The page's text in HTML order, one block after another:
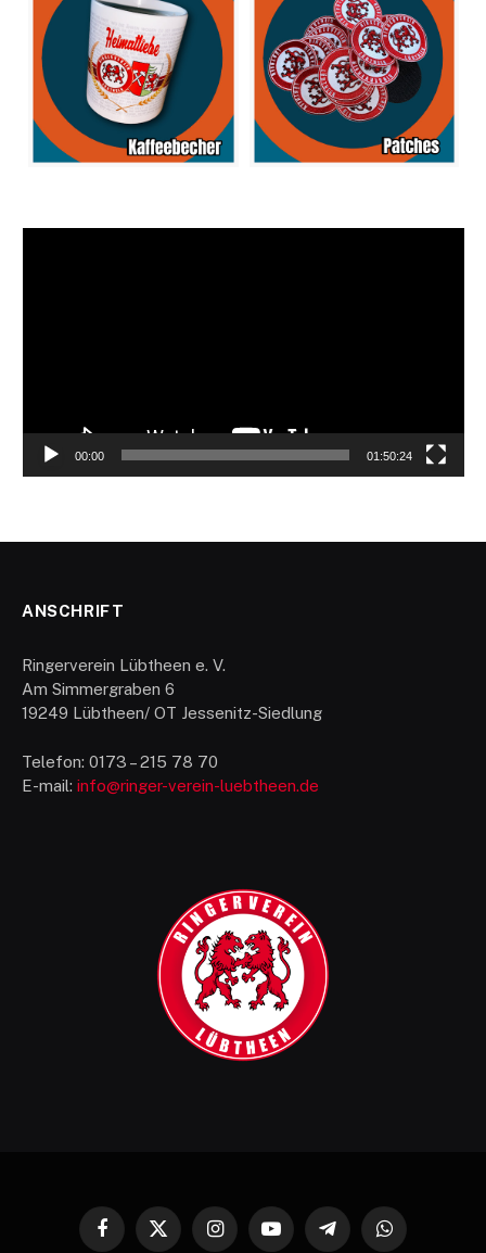
00:00 01:50:24
ANSCHRIFT
Ringerverein Lübtheen e. V.
Am Simmergraben 6
19249 Lübtheen/ OT Jessenitz-Siedlung
Telefon: 0173 – 215 78 70
E-mail: info@ringer-verein-luebtheen.de
Facebook
X
InstagramYouTubeTelegramWhatsApp